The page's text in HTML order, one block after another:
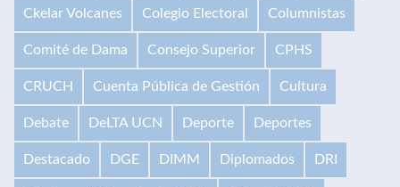
Ckelar Volcanes Colegio Electoral Columnistas
Comité de Dama Consejo Superior CPHS
CRUCH Cuenta Pública de Gestión Cultura
Debate DeLTA UCN Deporte Deportes
Destacado DGE DIMM Diplomados DRI